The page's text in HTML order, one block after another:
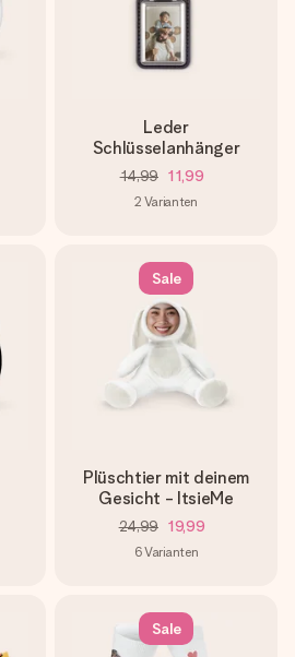
Leder
Schlüsselanhänger
14,99 11,99
2 Varianten
Sale
Plüschtier mit deinem
Gesicht - ItsieMe
24,99 19,99
6Varianten
Sale